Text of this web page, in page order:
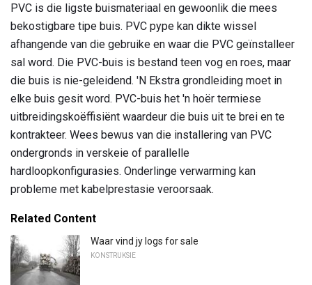
PVC is die ligste buismateriaal en gewoonlik die mees
bekostigbare tipe buis. PVC pype kan dikte wissel
afhangende van die gebruike en waar die PVC geïnstalleer
sal word. Die PVC-buis is bestand teen vog en roes, maar
die buis is nie-geleidend. 'N Ekstra grondleiding moet in
elke buis gesit word. PVC-buis het 'n hoër termiese
uitbreidingskoëffisiënt waardeur die buis uit te brei en te
kontrakteer. Wees bewus van die installering van PVC
ondergronds in verskeie of parallelle
hardloopkonfigurasies. Onderlinge verwarming kan
probleme met kabelprestasie veroorsaak.
Related Content
Waar vind jy logs for sale
KONSTRUKSIE